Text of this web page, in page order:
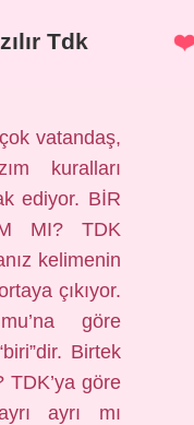
Tdk
vatandaş,
kuralları
ediyor. BİR
MI? TDK
kelimenin
çıkıyor.
göre
Birtek
TDK’ya göre
ayrı mı